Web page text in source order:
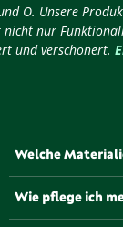
O. Unsere
nur
und verschönert.
Welche
Unsere
gefertigt, die
Wie pflege ich